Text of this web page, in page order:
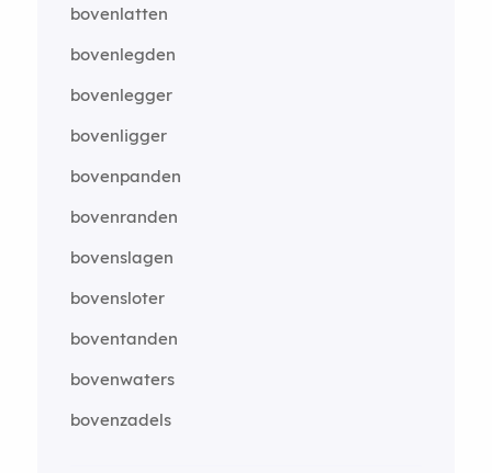
bovenlatten
bovenlegden
bovenlegger
bovenligger
bovenpanden
bovenranden
bovenslagen
bovensloter
boventanden
bovenwaters
bovenzadels